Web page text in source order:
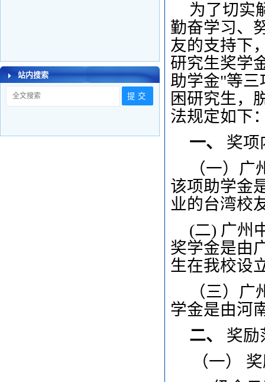
站内搜索
为了切实
勤奋学习、
友的支持下
研究生奖学
助学金"等三
困研究生，
法规定如下
一、
奖项
（一）广
该项助学金
业的台湾校
(二) 广州
奖学金是由
生在我校设
（三）
学金是由河
二、
奖励
（一）